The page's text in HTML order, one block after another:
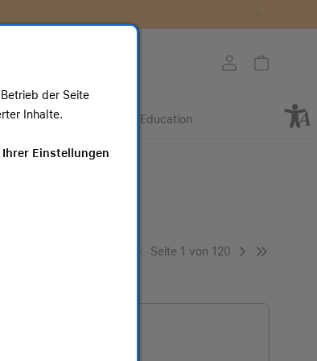
Mein KontoWarenkorb
Retail Education
Seite 1 von 120
der Seite
Inhalte.
Einstellungen